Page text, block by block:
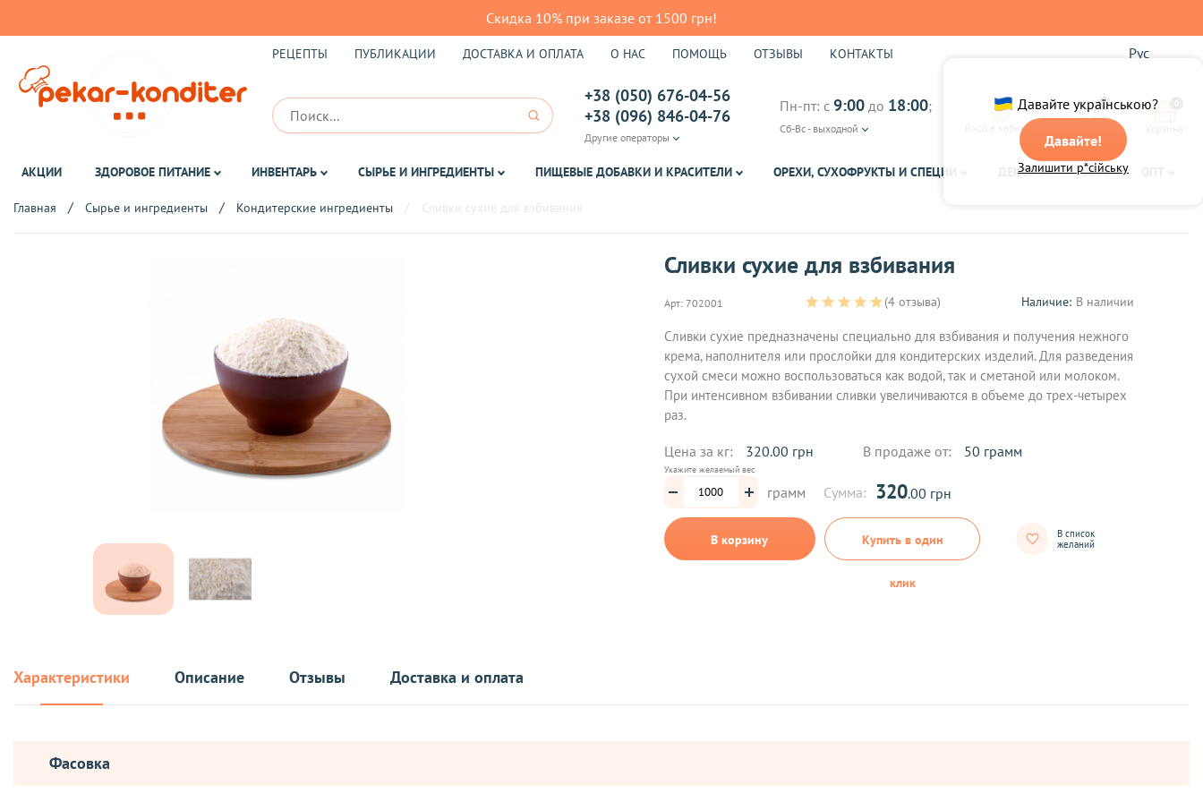
Скидка 10% при заказе от 1500 грн!
Давайте українською?
Давайте!
Залишити р*сійську
РЕЦЕПТЫ ПУБЛИКАЦИИ ДОСТАВКА И ОПЛАТА О НАС ПОМОЩЬ ОТЗЫВЫ КОНТАКТЫ Рус
+38 (050) 676-04-56
+38 (096) 846-04-76
Другие операторы
Пн-пт: с 9:00 до 18:00;
Сб-Вс - выходной Вход в кабинет
0
АКЦИИ ЗДОРОВОЕ ПИТАНИЕ ИНВЕНТАРЬ СЫРЬЕ И ИНГРЕДИЕНТЫ ПИЩЕВЫЕ ДОБАВКИ И КРАСИТЕЛИ ОРЕХИ, СУХОФРУКТЫ И СПЕЦИИ ДЕКОР ЧАЙ
Главная Сырье и ингредиенты Кондитерские ингредиенты
Сливки сухие для взбивания
Арт: 702001 (4 отзыва) Наличие: В наличии
Сливки сухие предназначены специально для взбивания и получения нежного
крема, наполнителя или прослойки для кондитерских изделий. Для разведения
сухой смеси можно воспользоваться как водой, так и сметаной или молоком.
При интенсивном взбивании сливки увеличиваются в объеме до трех-четырех
раз.
Цена за кг: 320.00 грн В продаже от: 50 грамм
Укажите желаемый вес
грамм Сумма: 320.00 грн
В корзину Купить в один
клик
В список
желаний
Характеристики Описание Отзывы Доставка и оплата
Фасовка